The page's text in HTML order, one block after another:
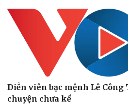
Diễn viên bạc mệnh Lê
chuyện chưa kể